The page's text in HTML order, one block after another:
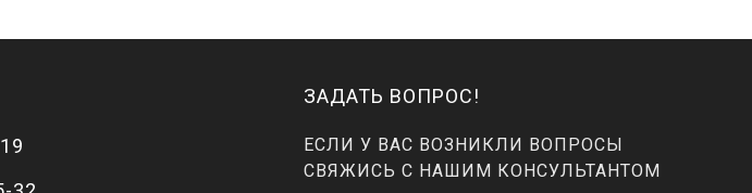
ЗАДАТЬ ВОПРОС!
ЕСЛИ У ВАС ВОЗНИКЛИ ВОПРОСЫ
СВЯЖИСЬ С НАШИМ КОНСУЛЬТАНТОМ